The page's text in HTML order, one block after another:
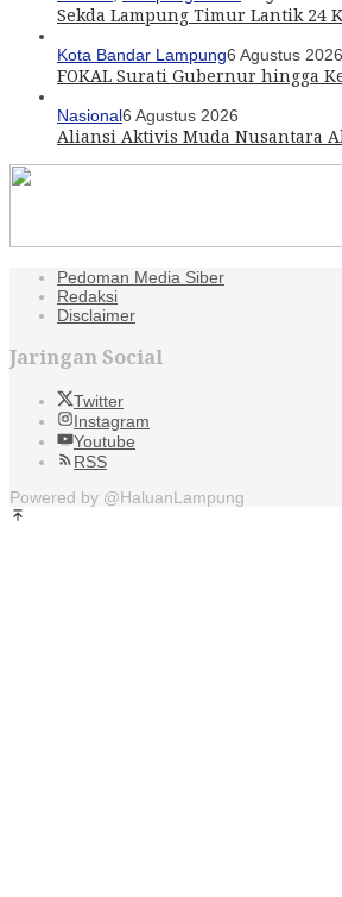
Sekda Lampung Timur Lantik 24
Kota Bandar Lampung6 Agustus 2026
FOKAL Surati Gubernur hingga
Nasional6 Agustus 2026
Aliansi Aktivis Muda Nusantara
Pedoman Media Siber
Redaksi
Disclaimer
Jaringan Social
Twitter
Instagram
Youtube
RSS
Powered by @HaluanLampung